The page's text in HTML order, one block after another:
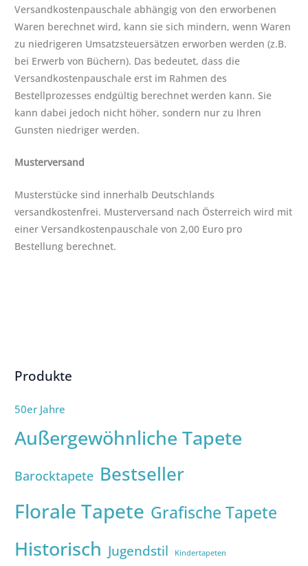
Versandkostenpauschale abhängig von den erworbenen
Waren berechnet wird, kann sie sich mindern, wenn Waren
zu niedrigeren Umsatzsteuersätzen erworben werden (z.B.
bei Erwerb von Büchern). Das bedeutet, dass die
Versandkostenpauschale erst im Rahmen des
Bestellprozesses endgültig berechnet werden kann. Sie
kann dabei jedoch nicht höher, sondern nur zu Ihren
Gunsten niedriger werden.
Musterversand
Musterstücke sind innerhalb Deutschlands
versandkostenfrei. Musterversand nach Österreich wird mit
einer Versandkostenpauschale von 2,00 Euro pro
Bestellung berechnet.
Produkte
50er Jahre
Außergewöhnliche Tapete
Barocktapete Bestseller
Florale Tapete Grafische Tapete
Historisch Jugendstil Kindertapeten